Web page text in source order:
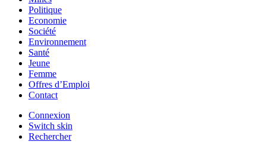
Politique
Economie
Société
Environnement
Santé
Jeune
Femme
Offres d’Emploi
Contact
Connexion
Switch skin
Rechercher